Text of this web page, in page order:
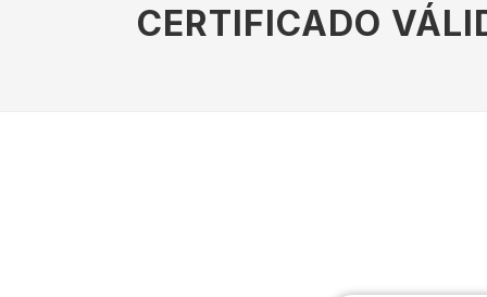
CERTIFICADO